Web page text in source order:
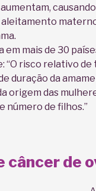
aleitamento
em mais de 30
“O risco relativo
duração da
origem das
número de filhos.”
câncer de